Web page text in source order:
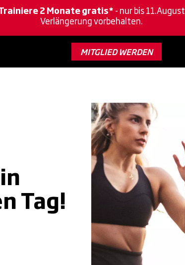
MITGLIED WERDEN
2 Monate gratis* - nur bis 11.August
Verlängerung vorbehalten.
Tag!